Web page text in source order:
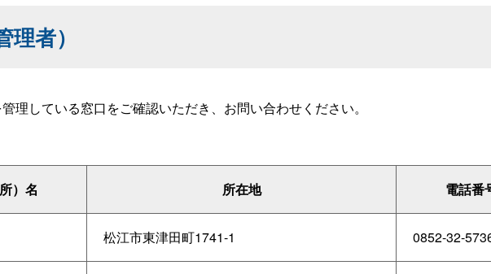
者）
理している窓口をご確認いただき、お問い合わせください。
）名 所在地 電話番
松江市東津田町1741-1 0852-32-